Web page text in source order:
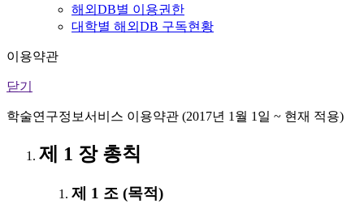
해외DB별 이용권한
대학별 해외DB 구독현황
이용약관
닫기
학술연구정보서비스 이용약관 (2017년 1월 1일 ~ 현재 적용)
제 1 장 총칙
제 1 조 (목적)